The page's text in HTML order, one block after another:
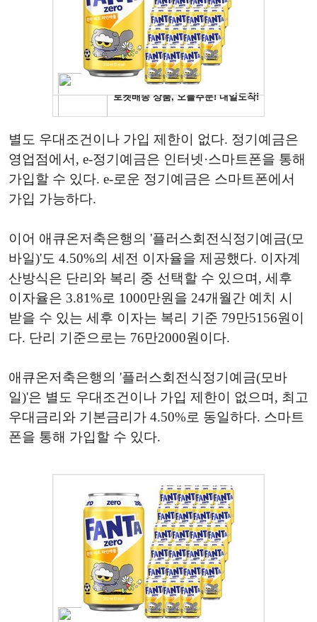
별도 우대조건이나 가입 제한이 없다. 정기예금은
영업점에서, e-정기예금은 인터넷·스마트폰을 통해
가입할 수 있다. e-로운 정기예금은 스마트폰에서
가입 가능하다.
이어 애큐온저축은행의 '플러스회전식정기예금(모
바일)'도 4.50%의 세전 이자율을 제공했다. 이자계
산방식은 단리와 복리 중 선택할 수 있으며, 세후
이자율은 3.81%로 1000만원을 24개월간 예치 시
받을 수 있는 세후 이자는 복리 기준 79만5156원이
다. 단리 기준으로는 76만2000원이다.
애큐온저축은행의 '플러스회전식정기예금(모바
일)'은 별도 우대조건이나 가입 제한이 없으며, 최고
우대금리와 기본금리가 4.50%로 동일하다. 스마트
폰을 통해 가입할 수 있다.